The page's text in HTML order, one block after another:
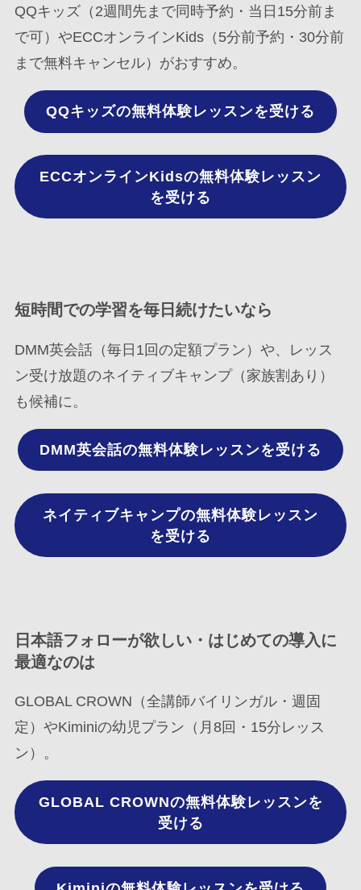
QQキッズ（2週間先まで同時予約・当日15分前ま
で可）やECCオンラインKids（5分前予約・30分前
まで無料キャンセル）がおすすめ。
QQキッズの無料体験レッスンを受ける
ECCオンラインKidsの無料体験レッスン
を受ける
短時間での学習を毎日続けたいなら
DMM英会話（毎日1回の定額プラン）や、レッス
ン受け放題のネイティブキャンプ（家族割あり）
も候補に。
DMM英会話の無料体験レッスンを受ける
ネイティブキャンプの無料体験レッスン
を受ける
日本語フォローが欲しい・はじめての導入に
最適なのは
GLOBAL CROWN（全講師バイリンガル・週固
定）やKiminiの幼児プラン（月8回・15分レッス
ン）。
GLOBAL CROWNの無料体験レッスンを
受ける